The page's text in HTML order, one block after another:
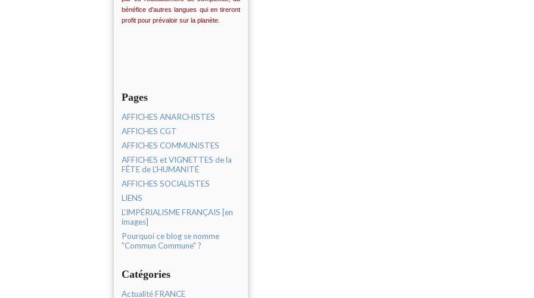
bénéfice d’autres langues qui en tireront
profit pour prévaloir sur la planète.
Pages
AFFICHES ANARCHISTES
AFFICHES CGT
AFFICHES COMMUNISTES
AFFICHES et VIGNETTES de la
FÊTE de L'HUMANITÉ
AFFICHES SOCIALISTES
LIENS
L'IMPÉRIALISME FRANÇAIS [en
images]
Pourquoi ce blog se nomme
"Commun Commune" ?
Catégories
Actualité FRANCE